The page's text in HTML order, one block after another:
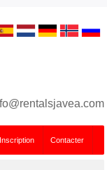
Inscription Contacter